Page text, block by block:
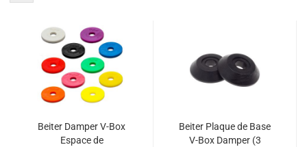
Beiter Damper V-Box
Espace de
Beiter Plaque de Base
V-Box Damper (3